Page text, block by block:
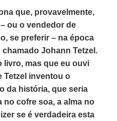
que, provavelmente,
ou o vendedor de
se preferir – na época
Johann Tetzel.
livro, mas que eu ouvi
Tetzel inventou o
da história, que seria
no cofre soa, a alma no
se é verdadeira esta